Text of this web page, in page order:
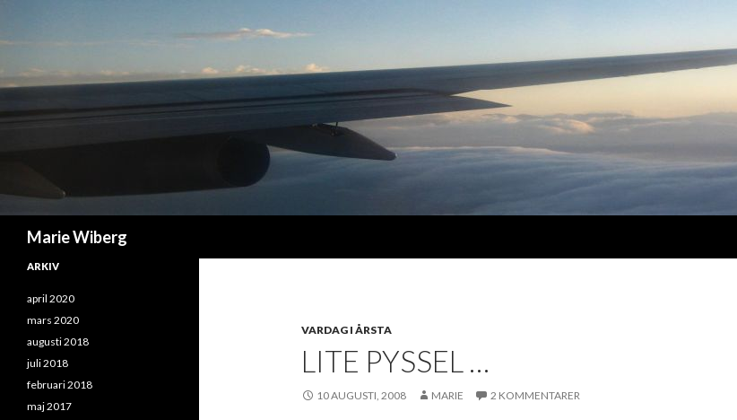
Marie Wiberg
VARDAG I ÅRSTA
LITE PYSSEL …
10 AUGUSTI, 2008 MARIE 2 KOMMENTARER
ARKIV
april 2020
mars 2020
augusti 2018
juli 2018
februari 2018
maj 2017